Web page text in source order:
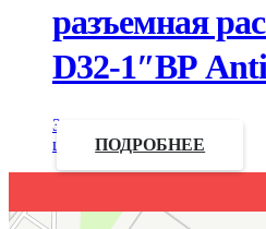
разъемная
D32-1″ВР
Запросить
цену
ПОДРОБНЕЕ